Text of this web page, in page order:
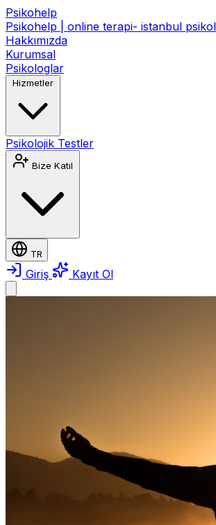
Psikohelp
Psikohelp | online terapi- istanbul
Hakkımızda
Kurumsal
Psikologlar
Hizmetler
Psikolojik Testler
Bize Katıl
TR
Giriş Kayıt Ol